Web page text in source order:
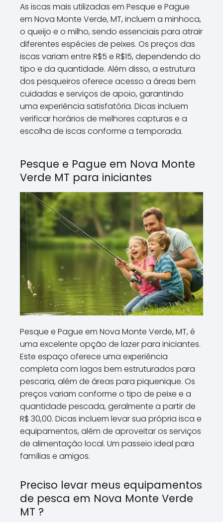
As iscas mais utilizadas em Pesque e Pague
em Nova Monte Verde, MT, incluem a minhoca,
o queijo e o milho, sendo essenciais para atrair
diferentes espécies de peixes. Os preços das
iscas variam entre R$5 e R$15, dependendo do
tipo e da quantidade. Além disso, a estrutura
dos pesqueiros oferece acesso a áreas bem
cuidadas e serviços de apoio, garantindo
uma experiência satisfatória. Dicas incluem
verificar horários de melhores capturas e a
escolha de iscas conforme a temporada.
Pesque e Pague em Nova Monte
Verde MT para iniciantes
Pesque e Pague em Nova Monte Verde, MT, é
uma excelente opção de lazer para iniciantes.
Este espaço oferece uma experiência
completa com lagos bem estruturados para
pescaria, além de áreas para piquenique. Os
preços variam conforme o tipo de peixe e a
quantidade pescada, geralmente a partir de
R$ 30,00. Dicas incluem levar sua própria isca e
equipamentos, além de aproveitar os serviços
de alimentação local. Um passeio ideal para
famílias e amigos.
Preciso levar meus equipamentos
de pesca em Nova Monte Verde
MT ?